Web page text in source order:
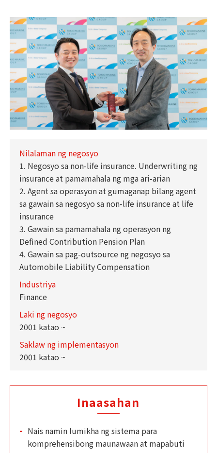
Nilalaman ng negosyo
1. Negosyo sa non-life insurance. Underwriting ng
insurance at pamamahala ng mga ari-arian
2. Agent sa operasyon at gumaganap bilang agent
sa gawain sa negosyo sa non-life insurance at life
insurance
3. Gawain sa pamamahala ng operasyon ng
Defined Contribution Pension Plan
4. Gawain sa pag-outsource ng negosyo sa
Automobile Liability Compensation
Industriya
Finance
Laki ng negosyo
2001 katao ~
Saklaw ng implementasyon
2001 katao ~
Inaasahan
Nais namin lumikha ng sistema para
komprehensibong maunawaan at mapabuti